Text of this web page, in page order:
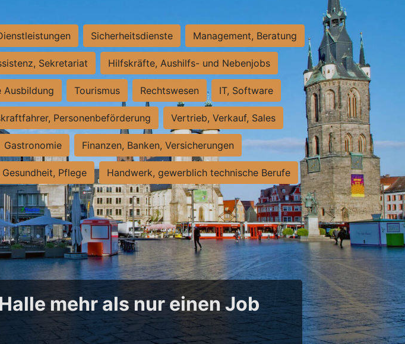
Sicherheitsdienste Management, Beratung
Sekretariat Hilfskräfte, Aushilfs- und Nebenjobs
Ausbildung Tourismus Rechtswesen IT, Software
Personenbeförderung Vertrieb, Verkauf, Sales
Gastronomie Finanzen, Banken, Versicherungen
Pflege Handwerk, gewerblich technische Berufe
mehr als nur einen Job